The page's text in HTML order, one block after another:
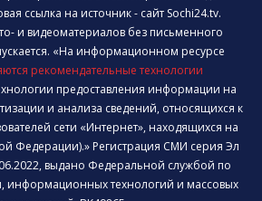
ссылка на источник - сайт Sochi24.tv.
и видеоматериалов без письменного
«На информационном ресурсе
рекомендательные технологии
предоставления информации на
и анализа сведений, относящихся к
сети «Интернет», находящихся на
Федерации).» Регистрация СМИ серия Эл
выдано Федеральной службой по
информационных технологий и массовых